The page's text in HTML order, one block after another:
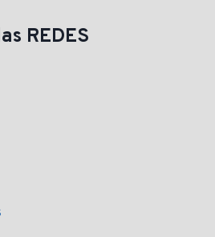
REDES